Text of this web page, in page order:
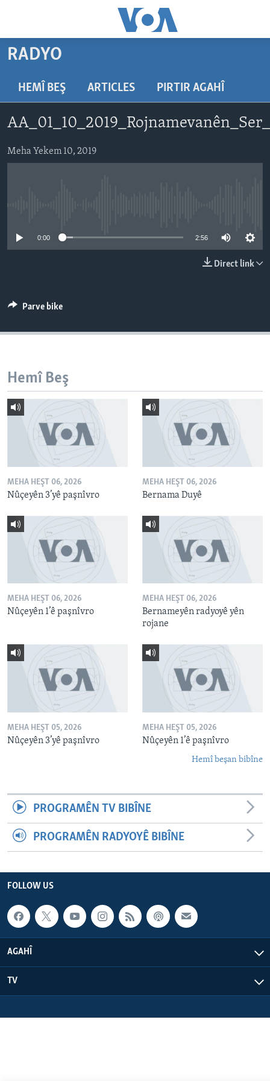
Yekser
here
naveroka
serekî
here
serekî
NÛÇE
FOTO GALERÎ
RADYO
AMERÎKA
TIRKÎYE
ROJHILATA NAVÎN
SERNIVÎS
FOLLOW US
Zimanên Din
RADYO
HEMÎ BEŞ ARTICLES PIRTIR AGAHÎ
Meha Yekem 10, 2019
0:00 2:56
Direct link
Parve bike
Hemî Beş
MEHA HEŞT 06, 2026
Nûçeyên 3’yê paşnîvro
MEHA HEŞT 06, 2026
Bernama Duyê
MEHA HEŞT 06, 2026
Nûçeyên 1’ê paşnîvro
MEHA HEŞT 06, 2026
Bernameyên radyoyê yên
rojane
MEHA HEŞT 05, 2026
Nûçeyên 3’yê paşnîvro
MEHA HEŞT 05, 2026
Nûçeyên 1’ê paşnîvro
Hemî beşan bibîne
PROGRAMÊN TV BIBÎNE
PROGRAMÊN RADYOYÊ BIBÎNE
FOLLOW US
AGAHÎ
TV